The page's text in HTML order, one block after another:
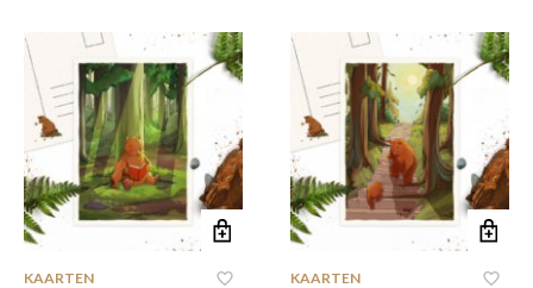
KAARTEN
KAARTEN